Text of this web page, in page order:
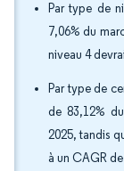
Par type de
7,06% du
niveau 4
Par type de
de 83,12%
2025, tandis
à un CAGR